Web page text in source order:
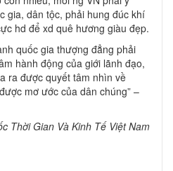
gia, dân tộc, phải hung đúc khí
hd để xd quê hương giàu đẹp.
quốc gia thượng đẳng phải
hành động của giới lãnh đạo,
ra được quyết tâm nhìn về
mơ ước của dân chúng” –
Thời Gian Và Kinh Tế Việt Nam